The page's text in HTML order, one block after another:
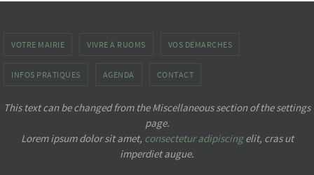
VOTRE MAIRIE VIVRE À RUOMS VOS DÉMARCHES
INFOS PRATIQUES AGENDA CONTACT
This text can be changed from the Miscellaneous section of the settings
page.
Lorem ipsumdolor sit amet, consectetur adipiscingelit, cras ut
imperdiet augue.